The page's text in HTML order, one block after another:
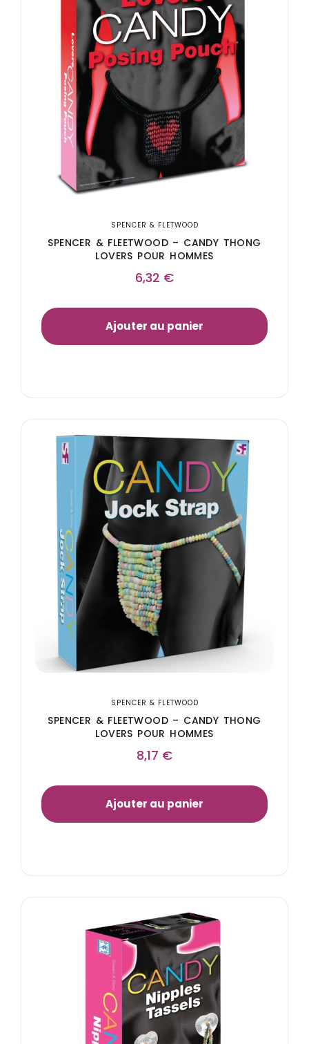
SPENCER & FLETWOOD
SPENCER & FLEETWOOD – CANDY THONG
LOVERS POUR HOMMES
6,32 €
Ajouter au panier
SPENCER & FLETWOOD
SPENCER & FLEETWOOD – CANDY THONG
LOVERS POUR HOMMES
8,17 €
Ajouter au panier